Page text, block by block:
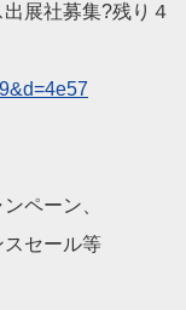
展社募集?残り４
ペーン、
セール等